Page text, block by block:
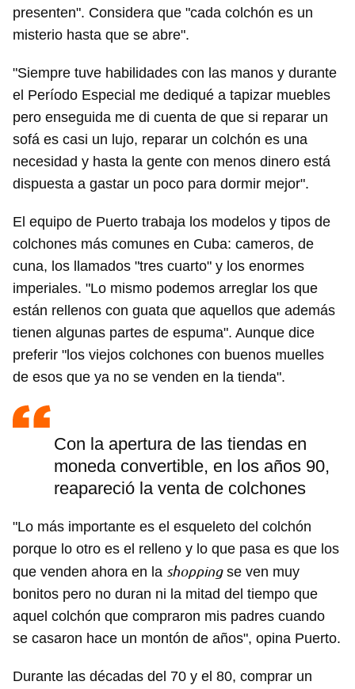
presenten". Considera que "cada colchón es un
misterio hasta que se abre".
"Siempre tuve habilidades con las manos y durante
el Período Especial me dediqué a tapizar muebles
pero enseguida me di cuenta de que si reparar un
sofá es casi un lujo, reparar un colchón es una
necesidad y hasta la gente con menos dinero está
dispuesta a gastar un poco para dormir mejor".
El equipo de Puerto trabaja los modelos y tipos de
colchones más comunes en Cuba: cameros, de
cuna, los llamados "tres cuarto" y los enormes
imperiales. "Lo mismo podemos arreglar los que
están rellenos con guata que aquellos que además
tienen algunas partes de espuma". Aunque dice
preferir "los viejos colchones con buenos muelles
de esos que ya no se venden en la tienda".
Con la apertura de las tiendas en
moneda convertible, en los años 90,
reapareció la venta de colchones
"Lo más importante es el esqueleto del colchón
porque lo otro es el relleno y lo que pasa es que los
que venden ahora en la shoppingse ven muy
bonitos pero no duran ni la mitad del tiempo que
aquel colchón que compraron mis padres cuando
se casaron hace un montón de años", opina Puerto.
Durante las décadas del 70 y el 80, comprar un